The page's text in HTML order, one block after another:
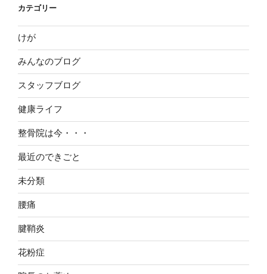
カテゴリー
けが
みんなのブログ
スタッフブログ
健康ライフ
整骨院は今・・・
最近のできごと
未分類
腰痛
腱鞘炎
花粉症